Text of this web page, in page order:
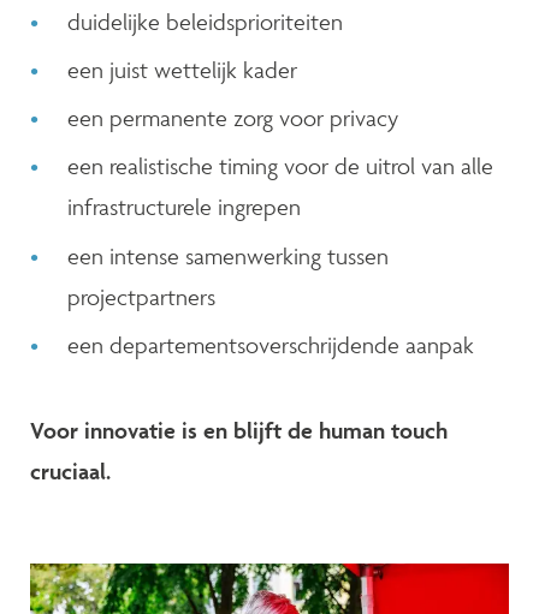
duidelijke beleidsprioriteiten
een juist wettelijk kader
een permanente zorg voor privacy
een realistische timing voor de uitrol van alle
infrastructurele ingrepen
een intense samenwerking tussen
projectpartners
een departementsoverschrijdende aanpak
Voor innovatie is en blijft de human touch
cruciaal.